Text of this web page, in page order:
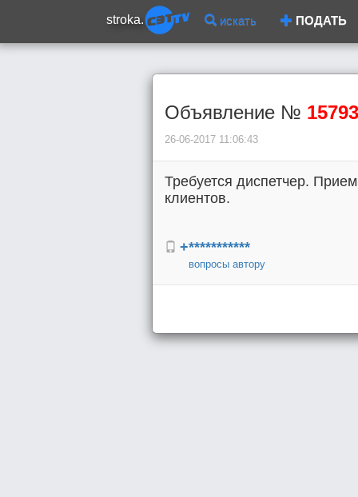
stroka. искать ПОДАТЬ
Объявление № 15793
26-06-2017 11:06:43
Требуется диспетчер.
клиентов.
+***********
вопросы автору